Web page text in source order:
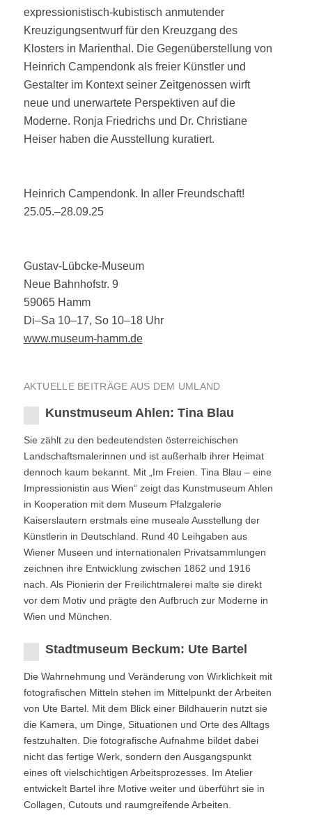
expressionistisch-kubistisch anmutender
Kreuzigungsentwurf für den Kreuzgang des
Klosters in Marienthal. Die Gegenüberstellung von
Heinrich Campendonk als freier Künstler und
Gestalter im Kontext seiner Zeitgenossen wirft
neue und unerwartete Perspektiven auf die
Moderne. Ronja Friedrichs und Dr. Christiane
Heiser haben die Ausstellung kuratiert.
Heinrich Campendonk. In aller Freundschaft!
25.05.–28.09.25
Gustav-Lübcke-Museum
Neue Bahnhofstr. 9
59065 Hamm
Di–Sa 10–17, So 10–18 Uhr
www.museum-hamm.de
AKTUELLE BEITRÄGE AUS DEM UMLAND
Kunstmuseum Ahlen: Tina Blau
Sie zählt zu den bedeutendsten österreichischen
Landschaftsmalerinnen und ist außerhalb ihrer Heimat
dennoch kaum bekannt. Mit „Im Freien. Tina Blau – eine
Impressionistin aus Wien“ zeigt das Kunstmuseum Ahlen
in Kooperation mit dem Museum Pfalzgalerie
Kaiserslautern erstmals eine museale Ausstellung der
Künstlerin in Deutschland. Rund 40 Leihgaben aus
Wiener Museen und internationalen Privatsammlungen
zeichnen ihre Entwicklung zwischen 1862 und 1916
nach. Als Pionierin der Freilichtmalerei malte sie direkt
vor dem Motiv und prägte den Aufbruch zur Moderne in
Wien und München.
Stadtmuseum Beckum: Ute Bartel
Die Wahrnehmung und Veränderung von Wirklichkeit mit
fotografischen Mitteln stehen im Mittelpunkt der Arbeiten
von Ute Bartel. Mit dem Blick einer Bildhauerin nutzt sie
die Kamera, um Dinge, Situationen und Orte des Alltags
festzuhalten. Die fotografische Aufnahme bildet dabei
nicht das fertige Werk, sondern den Ausgangspunkt
eines oft vielschichtigen Arbeitsprozesses. Im Atelier
entwickelt Bartel ihre Motive weiter und überführt sie in
Collagen, Cutouts und raumgreifende Arbeiten.